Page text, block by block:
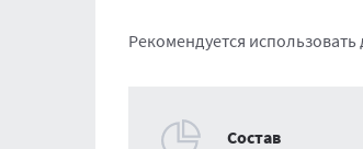
Рекомендуется
Cостав